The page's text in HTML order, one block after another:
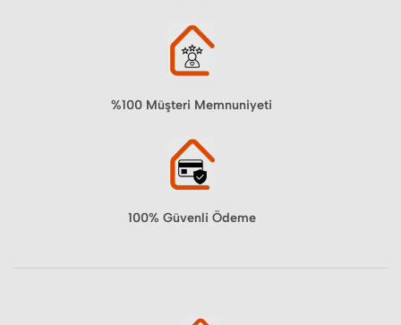
%100 Müşteri Memnuniyeti
100% Güvenli Ödeme